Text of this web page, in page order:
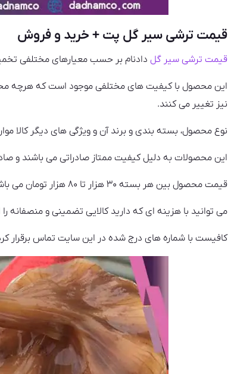
قیمت ترشی سیر گل پت + خرید و فروش
قیمت ترشی سیر گل دادنام بر حسب معیارهای مختلفی
این محصول با کیفیت های مختلفی موجود است که هرچه
نیز تغییر می‌ کنند.
نوع محصول، بسته بندی و برند آن و ویژگی‌ های دیگر کالا
این محصولات به دلیل کیفیت ممتاز صادراتی می باشند و
قیمت محصول بین هر بسته ۳۰ هزار تا ۸۰ هزار تومان می باشد.
می توانید با هزینه ای که دارید کالایی تضمینی و منصفانه را
کافیست با شماره های درج شده در این سایت تماس برقرار